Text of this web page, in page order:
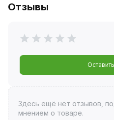
Отзывы
Здесь ещё нет отзывов,
мнением о товаре.